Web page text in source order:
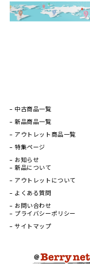
中古商品一覧
新品商品一覧
アウトレット商品一覧
特集ページ
お知らせ
新品について
アウトレットについて
よくある質問
お問い合わせ
プライバシーポリシー
サイトマップ